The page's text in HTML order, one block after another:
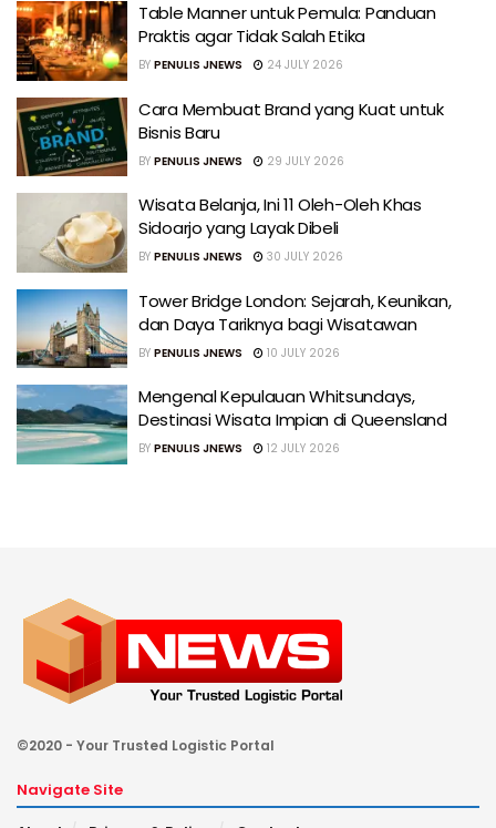
Table Manner untuk Pemula: Panduan
Praktis agar Tidak Salah Etika
BY PENULIS JNEWS 24 JULY 2026
Cara Membuat Brand yang Kuat untuk
Bisnis Baru
BY PENULIS JNEWS 29 JULY 2026
Wisata Belanja, Ini 11 Oleh-Oleh Khas
Sidoarjo yang Layak Dibeli
BY PENULIS JNEWS 30 JULY 2026
Tower Bridge London: Sejarah, Keunikan,
dan Daya Tariknya bagi Wisatawan
BY PENULIS JNEWS 10 JULY 2026
Mengenal Kepulauan Whitsundays,
Destinasi Wisata Impian di Queensland
BY PENULIS JNEWS 12 JULY 2026
©2020 - Your Trusted Logistic Portal
Navigate Site